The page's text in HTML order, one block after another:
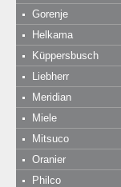
Gorenje
Helkama
Küppersbusch
Liebherr
Meridian
Miele
Mitsuco
Oranier
Philco